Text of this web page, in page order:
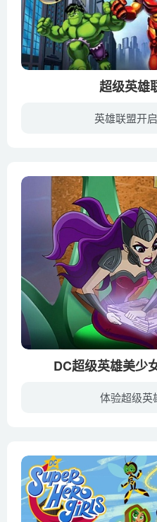
超级英雄
英雄联盟开
DC超级英雄美少
体验超级英